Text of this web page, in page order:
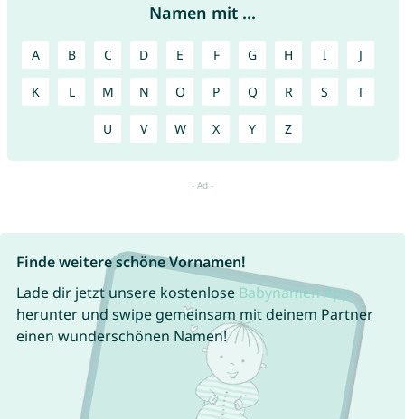
Namen mit ...
A B C D E F G H I J
K L M N O P Q R S T
U V W X Y Z
Finde weitere schöne Vornamen!
Lade dir jetzt unsere kostenlose Babynamen App
herunter und swipe gemeinsam mit deinem Partner
einen wunderschönen Namen!